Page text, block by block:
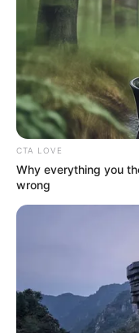
CTA LOVE
Why everything you
wrong